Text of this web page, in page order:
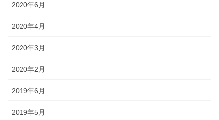
2020年6月
2020年4月
2020年3月
2020年2月
2019年6月
2019年5月